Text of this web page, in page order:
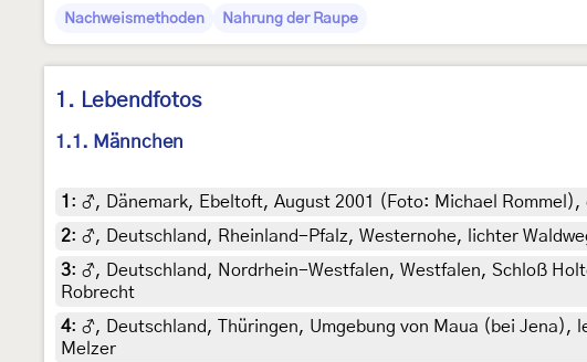
Nachweismethoden Nahrung der Raupe
1. Lebendfotos
1.1. Männchen
1 : ♂, Dänemark, Ebeltoft, August 2001 (Foto: Michael Rommel),
2: ♂, Deutschland, Rheinland-Pfalz, Westernohe, lichter
3: ♂, Deutschland, Nordrhein-Westfalen, Westfalen, Schloß
Robrecht
4: ♂, Deutschland, Thüringen, Umgebung von Maua (bei
Melzer